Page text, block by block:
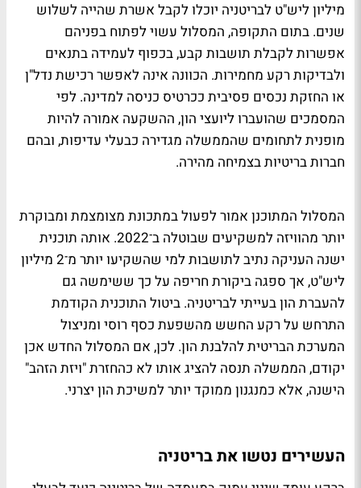
מיליון ליש"ט לבריטניה יוכלו לקבל אשרת שהייה לשלוש
שנים. בתום התקופה, המסלול עשוי לפתוח בפניהם
אפשרות לקבלת תושבות קבע, בכפוף לעמידה בתנאים
ולבדיקות רקע מחמירות. הכוונה אינה לאפשר רכישת נדל"ן
או החזקת נכסים פסיבית ככרטיס כניסה למדינה. לפי
המסמכים שהועברו ליועצי הון, ההשקעה אמורה להיות
מופנית לתחומים שהממשלה מגדירה כבעלי עדיפות, ובהם
חברות בריטיות בצמיחה מהירה.
המסלול המתוכנן אמור לפעול במתכונת מצומצמת ומבוקרת
יותר מהוויזה למשקיעים שבוטלה ב־2022. אותה תוכנית
ישנה העניקה נתיב לתושבות למי שהשקיעו יותר מ־2 מיליון
ליש"ט, אך ספגה ביקורת חריפה על כך ששימשה גם
להעברת הון בעייתי לבריטניה. ביטול התוכנית הקודמת
התרחש על רקע החשש מהשפעת כסף רוסי ומניצול
המערכת הבריטית להלבנת הון. לכן, אם המסלול החדש אכן
יקודם, הממשלה תנסה להציג אותו לא כהחזרת "ויזת הזהב"
הישנה, אלא כמנגנון ממוקד יותר למשיכת הון יצרני.
העשירים נטשו את בריטניה